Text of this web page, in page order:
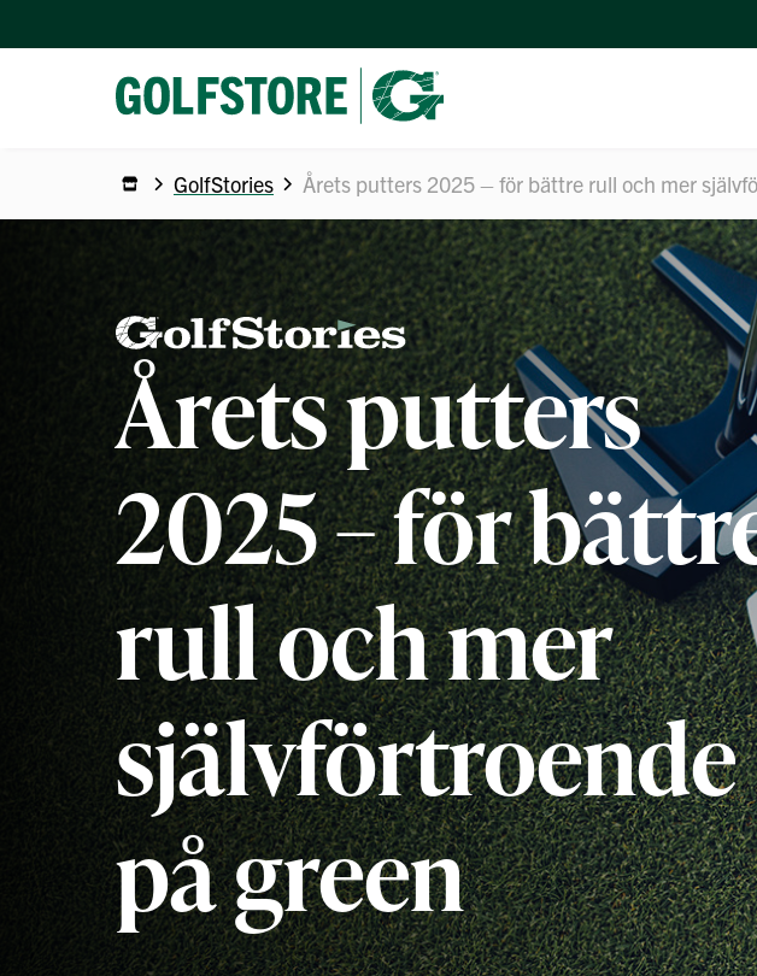
GolfStories Årets putters 2025 – för bättre rull och mer
Årets putters
2025 – för
rull och mer
självförtroende
på green